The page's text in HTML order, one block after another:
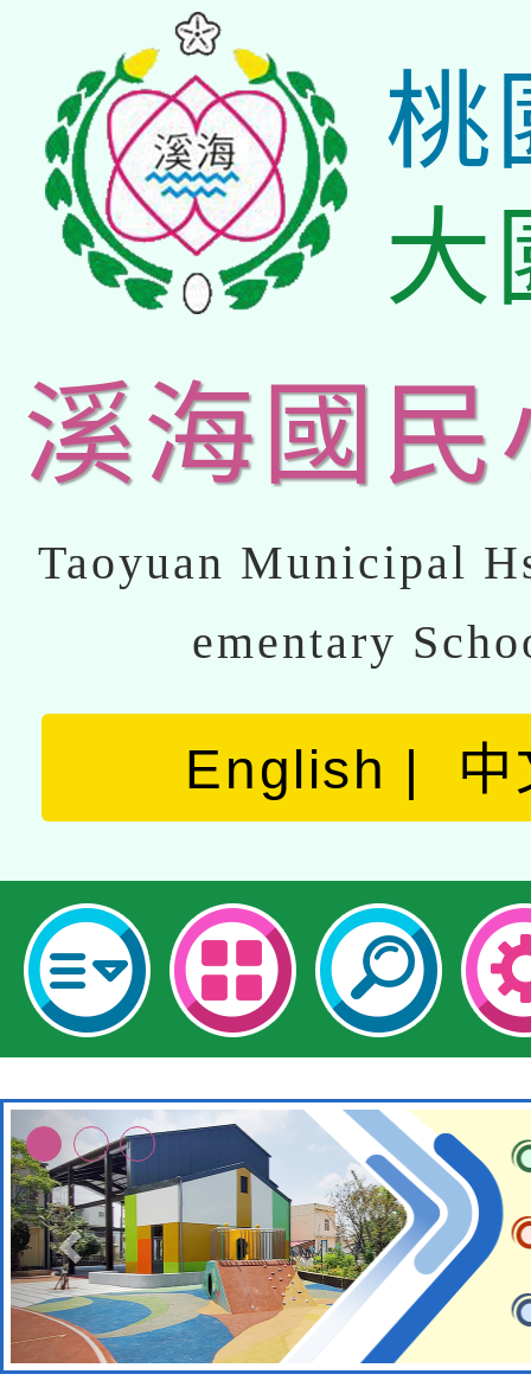
桃
大
溪海國民
Taoyuan Municipal
ementary
English 中
本校115學年度第2次